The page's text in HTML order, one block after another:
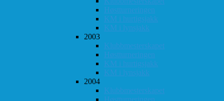
Høstturneringen
KM i hurtigsjakk
KM i lynsjakk
2003
Klubbmesterskapet
Høstturneringen
KM i hurtigsjakk
KM i lynsjakk
2004
Klubbmesterskapet
Høstturneringen